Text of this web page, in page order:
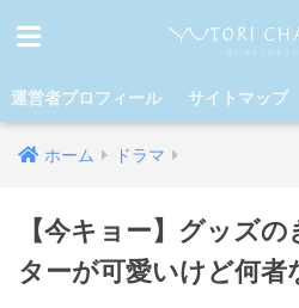
運営者プロフィール サイトマップ
ホーム ドラマ
【今キョー】グッズ
ターが可愛いけど何者